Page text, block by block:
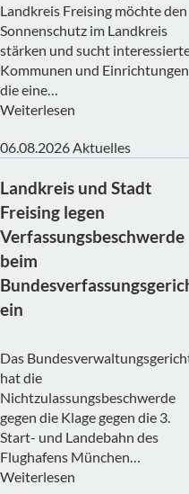
Landkreis Freising möchte den
Sonnenschutz im Landkreis
stärken und sucht
Kommunen und Einrichtungen,
die eine…
Weiterlesen
06.08.2026 Aktuelles
Landkreis und Stadt
Freising legen
Verfassungsbeschwerde
beim
ein
Das
hat die
Nichtzulassungsbeschwerde
gegen die Klage gegen die 3.
Start- und Landebahn des
Flughafens München…
Weiterlesen